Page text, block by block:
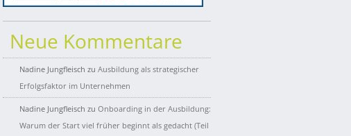
Neue Kommentare
Nadine Jungfleisch zu Ausbildung als strategischer
Erfolgsfaktor im Unternehmen
Nadine Jungfleisch zu Onboarding in der Ausbildung:
Warum der Start viel früher beginnt als gedacht (Teil